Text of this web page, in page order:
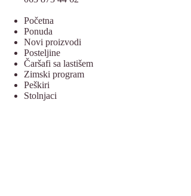
Početna
Ponuda
Novi proizvodi
Posteljine
Čaršafi sa lastišem
Zimski program
Peškiri
Stolnjaci